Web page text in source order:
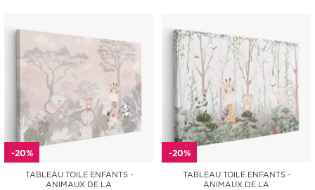
-20%
TABLEAU TOILE ENFANTS -
ANIMAUX DE LA
-20%
TABLEAU TOILE ENFANTS -
ANIMAUX DE LA